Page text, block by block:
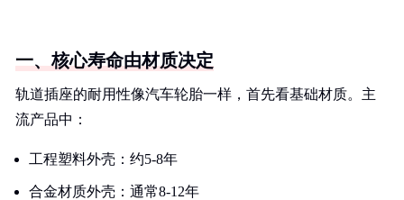
一、核心寿命由材质决定
轨道插座的耐用性像汽车轮胎一样，首先看基础材质。主
流产品中：
工程塑料外壳：约5-8年
合金材质外壳：通常8-12年